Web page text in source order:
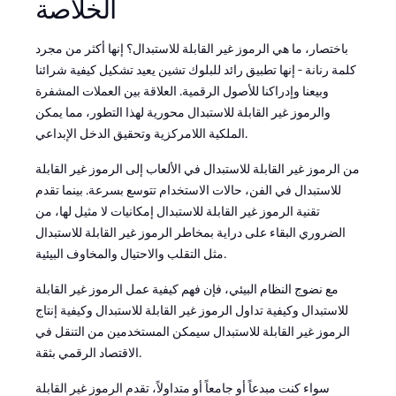
الخلاصة
باختصار، ما هي الرموز غير القابلة للاستبدال؟ إنها أكثر من مجرد
كلمة رنانة - إنها تطبيق رائد للبلوك تشين يعيد تشكيل كيفية شرائنا
وبيعنا وإدراكنا للأصول الرقمية. العلاقة بين العملات المشفرة
والرموز غير القابلة للاستبدال محورية لهذا التطور، مما يمكن
الملكية اللامركزية وتحقيق الدخل الإبداعي.
من الرموز غير القابلة للاستبدال في الألعاب إلى الرموز غير القابلة
للاستبدال في الفن، حالات الاستخدام تتوسع بسرعة. بينما تقدم
تقنية الرموز غير القابلة للاستبدال إمكانيات لا مثيل لها، من
الضروري البقاء على دراية بمخاطر الرموز غير القابلة للاستبدال
مثل التقلب والاحتيال والمخاوف البيئية.
مع نضوج النظام البيئي، فإن فهم كيفية عمل الرموز غير القابلة
للاستبدال وكيفية تداول الرموز غير القابلة للاستبدال وكيفية إنتاج
الرموز غير القابلة للاستبدال سيمكن المستخدمين من التنقل في
الاقتصاد الرقمي بثقة.
سواء كنت مبدعاً أو جامعاً أو متداولاً، تقدم الرموز غير القابلة